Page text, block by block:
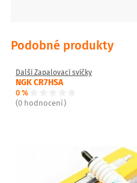
Podobné produkty
Další Zapalovací svíčky
NGK CR7HSA
0 %
(0 hodnocení)